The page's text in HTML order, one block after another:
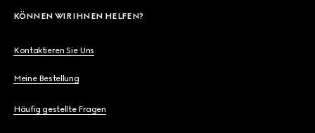
KÖNNEN WIR IHNEN HELFEN?
Kontaktieren Sie Uns
Meine Bestellung
Häufig gestellte Fragen